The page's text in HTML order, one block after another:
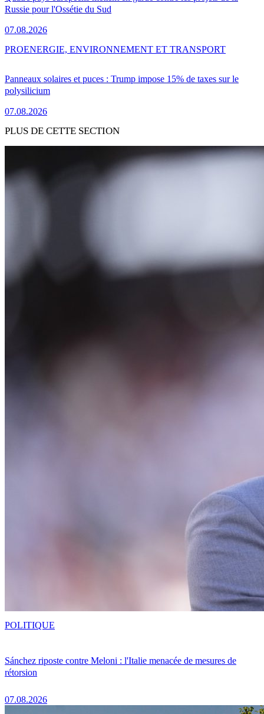
Russie pour l'Ossétie du Sud
07.08.2026
Panneaux solaires et puces : Trump impose 15% de taxes sur le
polysilicium
07.08.2026
PROENERGIE, ENVIRONNEMENT ET TRANSPORT
PLUS DE CETTE SECTION
Sánchez riposte contre Meloni : l'Italie menacée de mesures de
rétorsion
07.08.2026
POLITIQUE